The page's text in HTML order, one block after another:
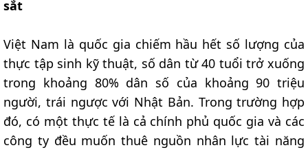
sắt
Việt Nam là quốc gia chiếm hầu hết số lượng của
thực tập sinh kỹ thuật, số dân từ 40 tuổi trở xuống
trong khoảng 80% dân số của khoảng 90 triệu
người, trái ngược với Nhật Bản. Trong trường hợp
đó, có một thực tế là cả chính phủ quốc gia và các
công ty đều muốn thuê nguồn nhân lực tài năng